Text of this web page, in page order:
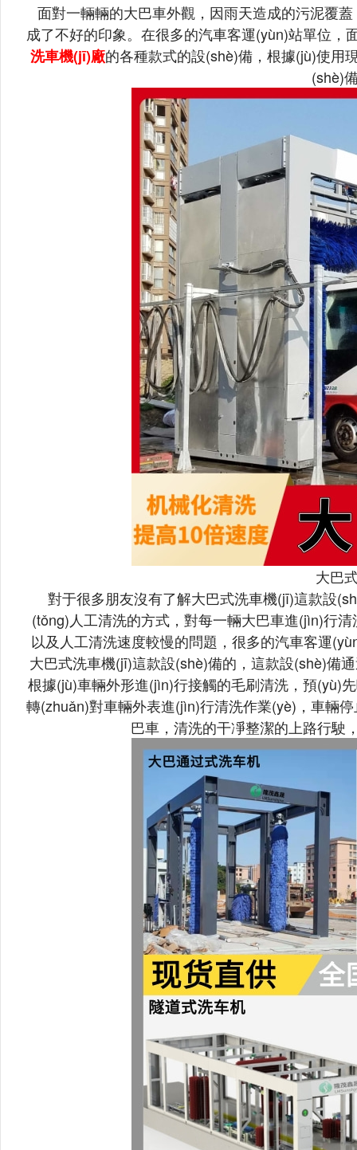
面對一輛輛的大巴車外觀，因雨天造成的污泥覆
成了不好的印象。在很多的汽車客運(yùn)站單位
洗車機(jī)廠的各種款式的設(shè)備，根據(jù)使用
(shè)
大巴
對于很多朋友沒有了解大巴式洗車機(jī)這款設
(tǒng)人工清洗的方式，對每一輛大巴車進(jìn)行
以及人工清洗速度較慢的問題，很多的汽車客運
大巴式洗車機(jī)這款設(shè)備的，這款設(shè)備通過
根據(jù)車輛外形進(jìn)行接觸的毛刷清洗，預(yù)
轉(zhuǎn)對車輛外表進(jìn)行清洗作業(yè)，車輛
巴車，清洗的干凈整潔的上路